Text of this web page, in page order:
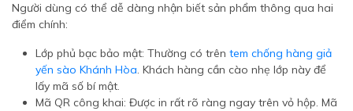
Người dùng có thể dễ dàng nhận biết sản phẩm thông qua hai
điểm chính:
Lớp phủ bạc bảo mật: Thường có trên tem chống hàng giả
yến sào Khánh Hòa. Khách hàng cần cào nhẹ lớp này để
lấy mã số bí mật.
Mã QR công khai: Được in rất rõ ràng ngay trên vỏ hộp. Mã